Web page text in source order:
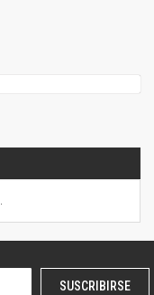
SUSCRIBIRSE